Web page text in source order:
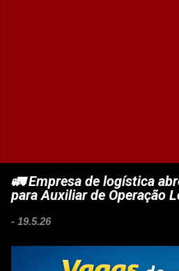
🚛 Empresa de logística
para Auxiliar de Operação
- 19.5.26